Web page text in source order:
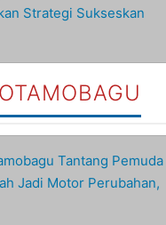
Strategi Sukseskan
Tantang Pemuda
Jadi Motor Perubahan,